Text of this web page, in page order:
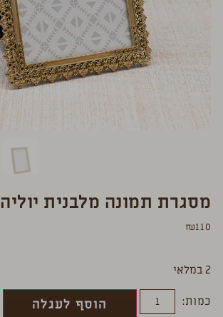
מסגרת תמונה מלבנית יוליה
₪110
2 במלאי
כמות:
הוסף לעגלה